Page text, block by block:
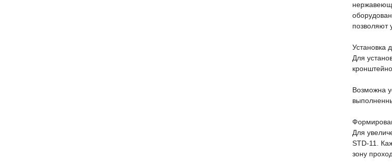
позволяют
Установка
Для
Возможна
Для
STD-11.
зону